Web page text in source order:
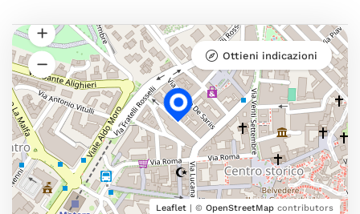
Leaflet | © OpenStreetMap contributors
Ottieni indicazioni